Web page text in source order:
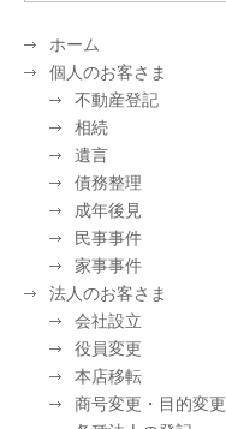
ホーム
個人のお客さま
不動産登記
相続
遺言
債務整理
成年後見
民事事件
家事事件
法人のお客さま
会社設立
役員変更
本店移転
商号変更・目的変更